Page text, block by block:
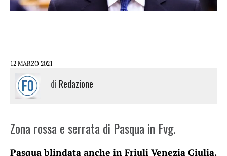
12 MARZO 2021
di Redazione
Zona rossa e serrata di Pasqua in Fvg.
Pasqua blindata anche in Friuli Venezia Giulia.